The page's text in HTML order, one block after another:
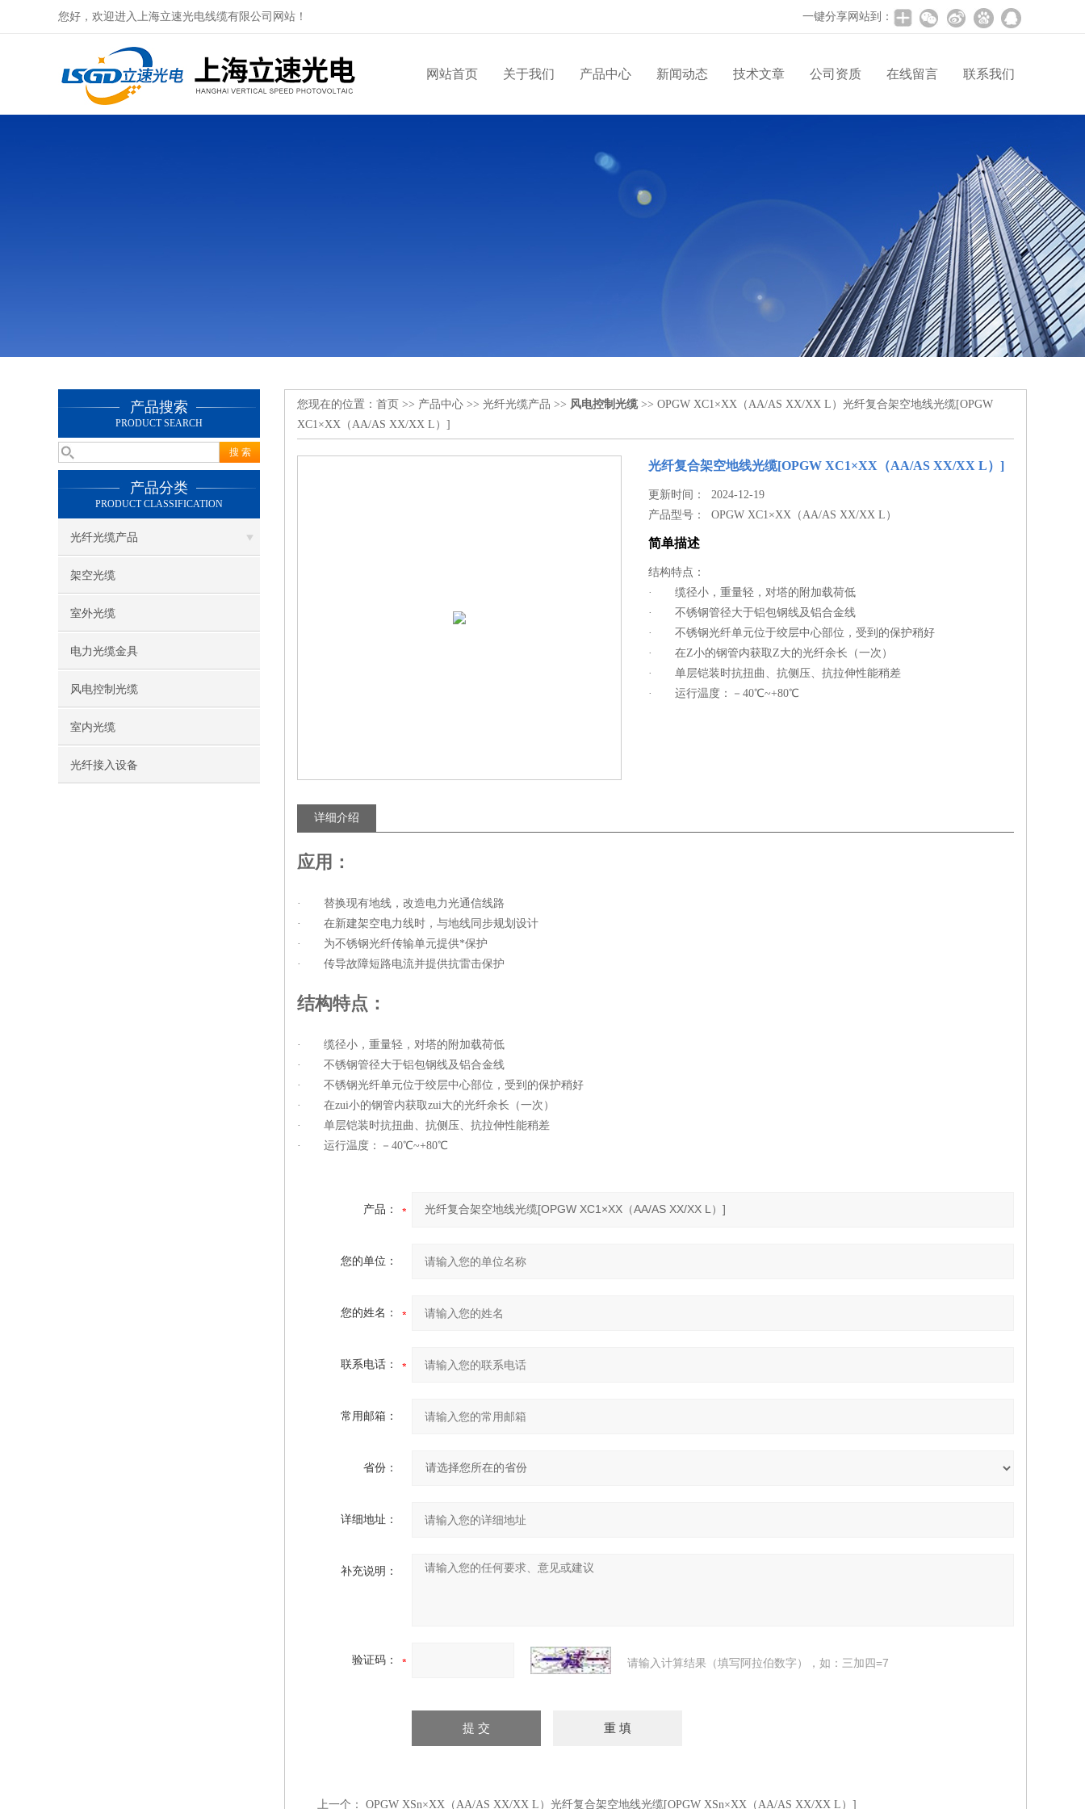
您好，欢迎进入上海立速光电线缆有限公司网站！ 一键分享网站到：
网站首页 关于我们 产品中心 新闻动态 技术文章 公司资质 在线留言 联系我们
产品搜索
PRODUCT SEARCH
产品分类
PRODUCT CLASSIFICATION
光纤光缆产品
架空光缆
室外光缆
电力光缆金具
风电控制光缆
室内光缆
光纤接入设备
您现在的位置： 首页 >> 产品中心 >> 光纤光缆产品 >> 风电控制光缆>> OPGW XC1×XX（AA/AS XX/XX L）光纤复合架空地线光缆[OPGW
XC1×XX（AA/AS XX/XX L）]
光纤复合架空地线光缆[OPGW XC1×XX（AA/AS XX/XX L）]
更新时间： 2024-12-19
产品型号：OPGW XC1×XX（AA/AS XX/XX L）
简单描述
结构特点：
· 缆径小，重量轻，对塔的附加载荷低
· 不锈钢管径大于铝包钢线及铝合金线
· 不锈钢光纤单元位于绞层中心部位，受到的保护稍好
· 在Z小的钢管内获取Z大的光纤余长（一次）
· 单层铠装时抗扭曲、抗侧压、抗拉伸性能稍差
· 运行温度：－40℃~+80℃
详细介绍
应用：
· 替换现有地线，改造电力光通信线路
· 在新建架空电力线时，与地线同步规划设计
· 为不锈钢光纤传输单元提供*保护
· 传导故障短路电流并提供抗雷击保护
结构特点：
· 缆径小，重量轻，对塔的附加载荷低
· 不锈钢管径大于铝包钢线及铝合金线
· 不锈钢光纤单元位于绞层中心部位，受到的保护稍好
· 在zui小的钢管内获取zui大的光纤余长（一次）
· 单层铠装时抗扭曲、抗侧压、抗拉伸性能稍差
· 运行温度：－40℃~+80℃
产品：
您的单位：
您的姓名：
联系电话：
常用邮箱：
省份：
详细地址：
补充说明：
验证码： 请输入计算结果（填写阿拉伯数字），如：三加四=7
上一个： OPGW XSn×XX（AA/AS XX/XX L）光纤复合架空地线光缆[OPGW XSn×XX（AA/AS XX/XX L）]